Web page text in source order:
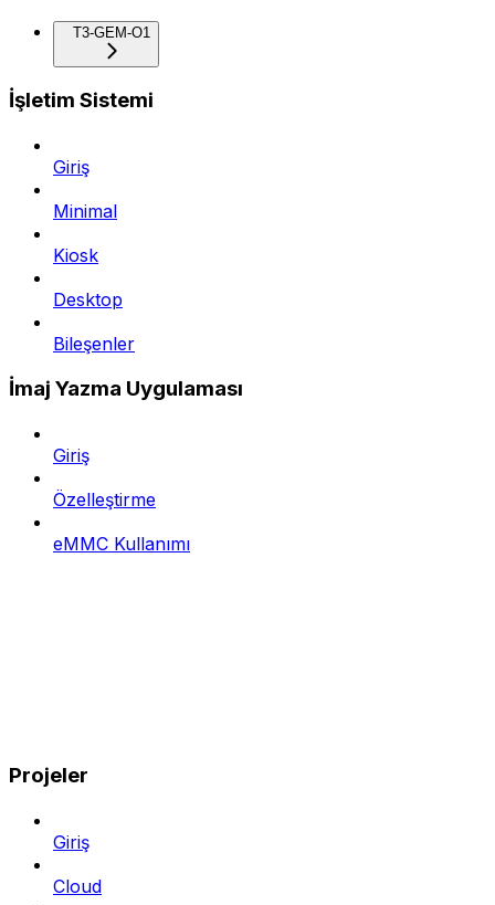
T3-GEM-O1
İşletim Sistemi
Giriş
Minimal
Kiosk
Desktop
Bileşenler
İmaj Yazma Uygulaması
Giriş
Özelleştirme
eMMC Kullanımı
Projeler
Giriş
Cloud